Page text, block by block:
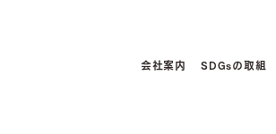
会社案内 SDGsの取組